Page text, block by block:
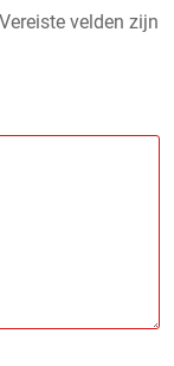
Vereiste velden zijn